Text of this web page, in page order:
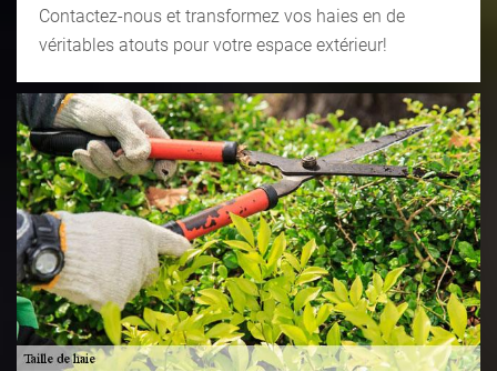
Contactez-nous et transformez vos haies en de
véritables atouts pour votre espace extérieur!